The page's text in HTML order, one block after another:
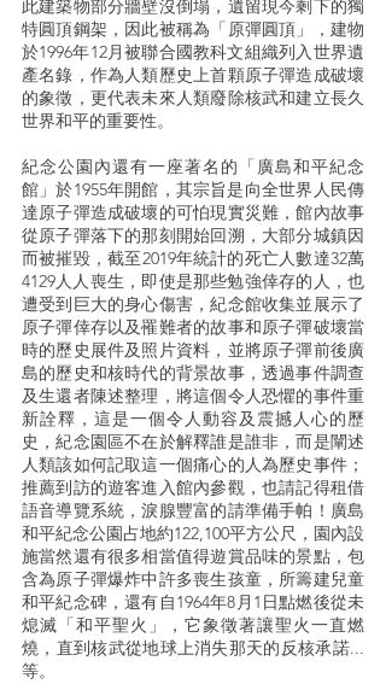
此建築物部分牆壁沒倒塌，遺留現今剩下的獨
特圓頂鋼架，因此被稱為「原彈圓頂」，建物
於1996年12月被聯合國教科文組織列入世界遺
產名錄，作為人類歷史上首顆原子彈造成破壞
的象徵，更代表未來人類廢除核武和建立長久
世界和平的重要性。
紀念公園內還有一座著名的「廣島和平紀念
館」於1955年開館，其宗旨是向全世界人民傳
達原子彈造成破壞的可怕現實災難，館內故事
從原子彈落下的那刻開始回溯，大部分城鎮因
而被摧毀，截至2019年統計的死亡人數達32萬
4129人人喪生，即使是那些勉強倖存的人，也
遭受到巨大的身心傷害，紀念館收集並展示了
原子彈倖存以及罹難者的故事和原子彈破壞當
時的歷史展件及照片資料，並將原子彈前後廣
島的歷史和核時代的背景故事，透過事件調查
及生還者陳述整理，將這個令人恐懼的事件重
新詮釋，這是一個令人動容及震撼人心的歷
史，紀念園區不在於解釋誰是誰非，而是闡述
人類該如何記取這一個痛心的人為歷史事件；
推薦到訪的遊客進入館內參觀，也請記得租借
語音導覽系統，淚腺豐富的請準備手帕！廣島
和平紀念公園占地約122,100平方公尺，園內設
施當然還有很多相當值得遊賞品味的景點，包
含為原子彈爆炸中許多喪生孩童，所籌建兒童
和平紀念碑，還有自1964年8月1日點燃後從未
熄滅「和平聖火」，它象徵著讓聖火一直燃
燒，直到核武從地球上消失那天的反核承諾...
等。